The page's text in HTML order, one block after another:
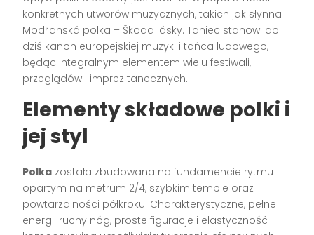
konkretnych utworów muzycznych, takich jak słynna
Modřanská polka – Škoda lásky. Taniec stanowi do
dziś kanon europejskiej muzyki i tańca ludowego,
będąc integralnym elementem wielu festiwali,
przeglądów i imprez tanecznych.
Elementy składowe polki i
jej styl
Polka została zbudowana na fundamencie rytmu
opartym na metrum 2/4, szybkim tempie oraz
powtarzalności półkroku. Charakterystyczne, pełne
energii ruchy nóg, proste figuracje i elastyczność